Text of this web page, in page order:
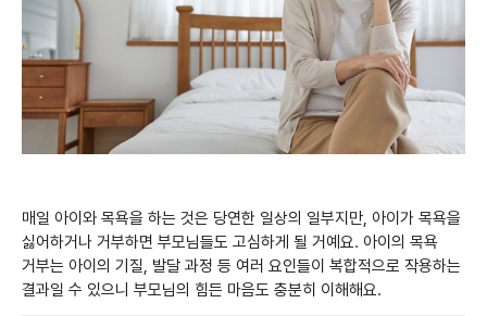
매일 아이와 목욕을 하는 것은 당연한 일상의 일부지만, 아이가 목욕을
싫어하거나 거부하면 부모님들도 고심하게 될 거예요. 아이의 목욕
거부는 아이의 기질, 발달 과정 등 여러 요인들이 복합적으로 작용하는
결과일 수 있으니 부모님의 힘든 마음도 충분히 이해해요.